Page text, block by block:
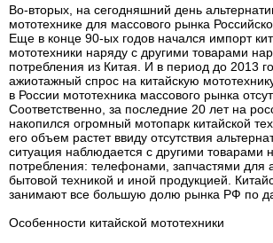
Во-вторых, на сегодняшний день
мототехнике для массового рынка
Еще в конце 90-ых годов начался импорт
мототехники наряду с другими товарами
потребления из Китая. И в период до 2013
ажиотажный спрос на китайскую
в России мототехника массового рынка
Соответственно, за последние 20 лет на
накопился огромный мотопарк китайской
его объем растет ввиду отсутствия
ситуация наблюдается с другими товарами
потребления: телефонами, запчастями для
бытовой техникой и иной продукцией.
занимают все большую долю рынка РФ по
Особенности китайской мототехники